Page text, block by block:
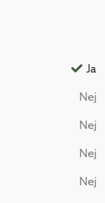
Ja
Nej
Nej
Nej
Nej